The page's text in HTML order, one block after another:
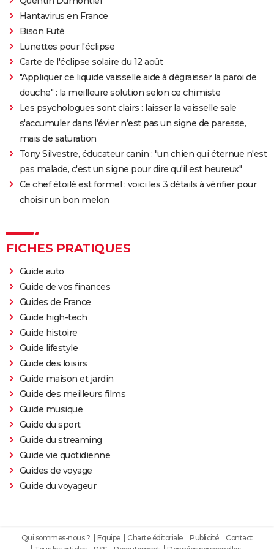
Black Swan
Psychose
Le Silence des agneaux
Fight Club
Pulp Fiction
Les Dents de la mer
Drive : Ryan Gosling conduit-il vraiment dans le
film ?
American Nightmare
Old boy
dans une nouvelle bande-annonce
Hantavirus en France
Bison Futé
Lunettes pour l'éclipse
Carte de l'éclipse solaire du 12 août
"Appliquer ce liquide vaisselle aide à dégraisser la paroi de
douche" : la meilleure solution selon ce chimiste
Les psychologues sont clairs : laisser la vaisselle sale
s'accumuler dans l'évier n'est pas un signe de paresse,
mais de saturation
Tony Silvestre, éducateur canin : "un chien qui éternue n'est
pas malade, c'est un signe pour dire qu'il est heureux"
Ce chef étoilé est formel : voici les 3 détails à vérifier pour
choisir un bon melon
FICHES PRATIQUES
Guide auto
Guide de vos finances
Guides de France
Guide high-tech
Guide histoire
Guide lifestyle
Guide des loisirs
Guide maison et jardin
Guide des meilleurs films
Guide musique
Guide du sport
Guide du streaming
Guide vie quotidienne
Guides de voyage
Guide du voyageur
Qui sommes-nous ? Equipe Charte éditoriale Publicité
Contact